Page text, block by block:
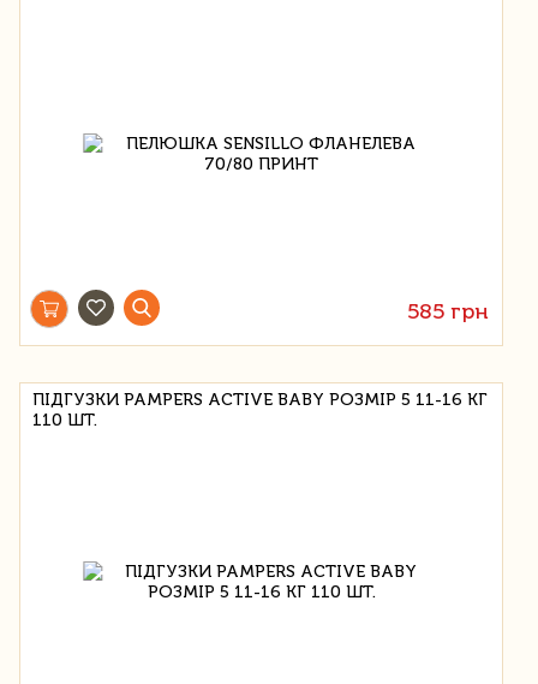
585 грн
ПІДГУЗКИ PAMPERS ACTIVE BABY РОЗМІР 5 11-16 КГ
110 ШТ.